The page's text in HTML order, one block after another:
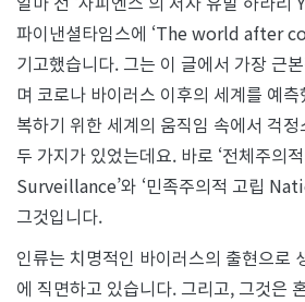
파이낸셜타임스에 ‘The world after
기고했습니다. 그는 이 글에서 가장 근
며 코로나 바이러스 이후의 세계를 예
복하기 위한 세계의 움직임 속에서 걱
두 가지가 있었는데요. 바로 ‘전체주
Surveillance’와 ‘민족주의적 고립
그것입니다.
인류는 치명적인 바이러스의 출현으로
에 직면하고 있습니다. 그리고, 그것은